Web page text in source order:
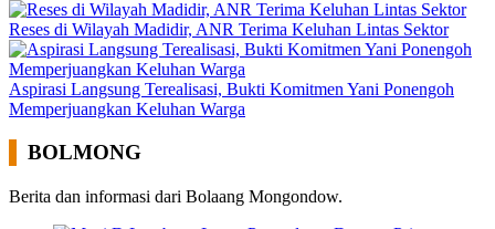
Reses di Wilayah Madidir, ANR Terima Keluhan Lintas Sektor
Aspirasi Langsung Terealisasi, Bukti Komitmen Yani Ponengoh
Memperjuangkan Keluhan Warga
BOLMONG
Berita dan informasi dari Bolaang Mongondow.